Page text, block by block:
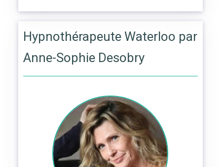
Hypnothérapeute Waterloo par
Anne-Sophie Desobry